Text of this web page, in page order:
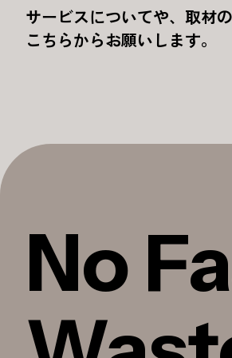
サービスについてや、取材
こちらからお願いします。
No